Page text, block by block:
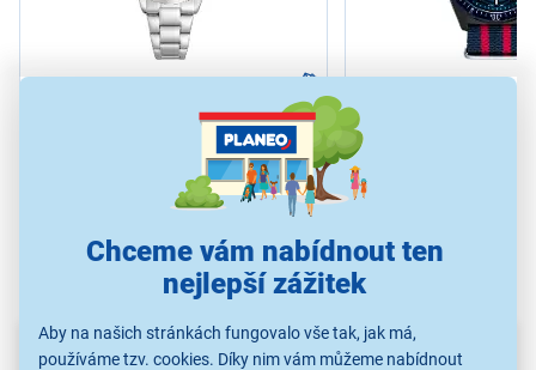
Chceme vám nabídnout ten
nejlepší zážitek
Aby na našich stránkách fungovalo vše tak, jak má,
používáme tzv. cookies. Díky nim vám můžeme nabídnout
Gant G162001
3 790 Kč
Parametry